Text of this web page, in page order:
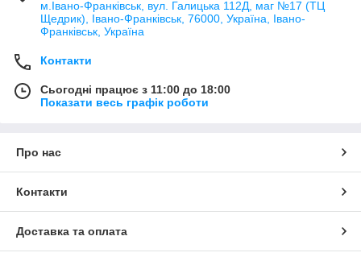
м.Івано-Франківськ, вул. Галицька 112Д, маг №17 (ТЦ
Щедрик), Івано-Франківськ, 76000, Україна, Івано-
Франківськ, Україна
Контакти
Сьогодні працює з 11:00 до 18:00
Показати весь графік роботи
Про нас
Контакти
Доставка та оплата